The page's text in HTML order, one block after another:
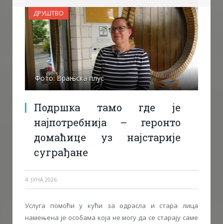
Фото: Врањска плус
Подршка тамо где је
наjпотребнија – геронто
домаћице уз најстарије
суграђане
4. ЈУНА 2026.
ДРУШТВО
Услуга помоћи у кући за одрасла и стара лица
намењена је особама која не могу да се старају саме